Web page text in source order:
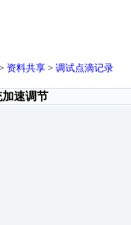
资料共享 > 调试点滴记录
速调节